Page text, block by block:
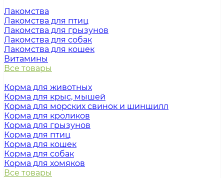
Лакомства
Лакомства для птиц
Лакомства для грызунов
Лакомства для собак
Лакомства для кошек
Витамины
Все товары
Корма для животных
Корма для крыс, мышей
Корма для морских свинок и шиншилл
Корма для кроликов
Корма для грызунов
Корма для птиц
Корма для кошек
Корма для собак
Корма для хомяков
Все товары